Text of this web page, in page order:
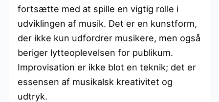
fortsætte med at spille en vigtig rolle i
udviklingen af musik. Det er en kunstform,
der ikke kun udfordrer musikere, men også
beriger lytteoplevelsen for publikum.
Improvisation er ikke blot en teknik; det er
essensen af musikalsk kreativitet og
udtryk.